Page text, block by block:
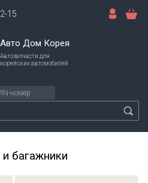
15
Авто Дом Корея
Автозапчасти для
корейских автомобилей
номер
багажники